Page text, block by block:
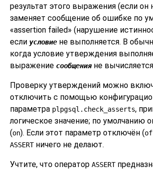
результат этого выражения (если он
заменяет сообщение об ошибке по
«assertion failed» (нарушение
если условие не выполняется. В
когда условие утверждения
выражение сообщенияне
Проверку утверждений можно
отключить с помощью
параметра plpgsql.check_asserts,
логическое значение; по умолчанию
(on). Если этот параметр отключён (
ASSERTничего не делают.
Учтите, что оператор ASSERT